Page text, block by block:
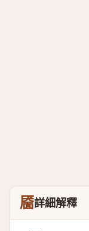
靥詳細解釋